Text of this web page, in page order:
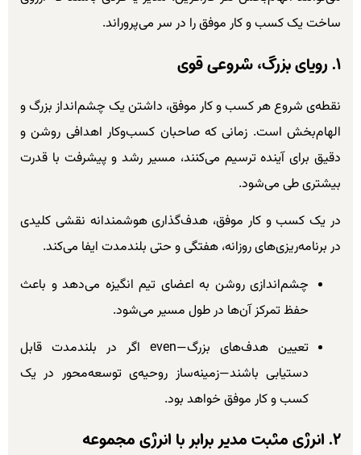
ساخت یک کسب و کار موفق را در سر می‌پروراند.
۱. رویای بزرگ، شروعی قوی
نقطه‌ی شروع هر کسب و کار موفق، داشتن یک چشم‌انداز بزرگ و
الهام‌بخش است. زمانی که صاحبان کسب‌وکار اهدافی روشن و
دقیق برای آینده ترسیم می‌کنند، مسیر رشد و پیشرفت با قدرت
بیشتری طی می‌شود.
در یک کسب و کار موفق، هدف‌گذاری هوشمندانه نقشی کلیدی
در برنامه‌ریزی‌های روزانه، هفتگی و حتی بلندمدت ایفا می‌کند.
چشم‌اندازی روشن به اعضای تیم انگیزه می‌دهد و باعث
حفظ تمرکز آن‌ها در طول مسیر می‌شود.
تعیین هدف‌های بزرگ—even اگر در بلندمدت قابل
دستیابی باشند—زمینه‌ساز روحیه‌ی توسعه‌محور در یک
کسب و کار موفق خواهد بود.
۲. انرژی مثبت مدیر برابر با انرژی مجموعه